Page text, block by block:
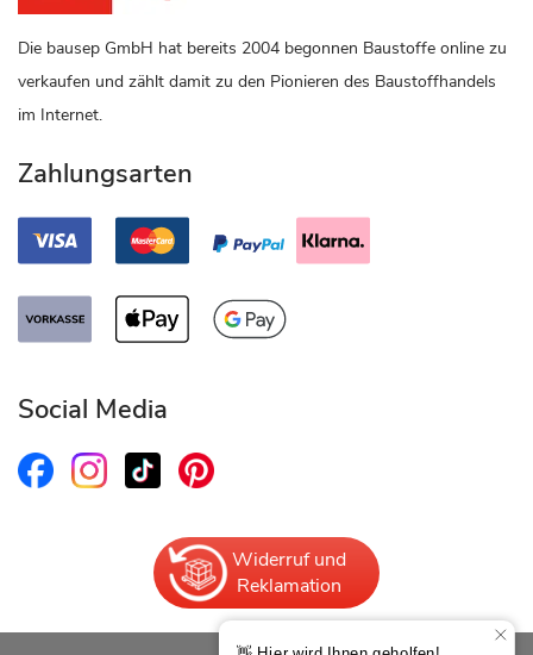
Die bausep GmbH hat bereits 2004 begonnen Baustoffe online zu
verkaufen und zählt damit zu den Pionieren des Baustoffhandels
im Internet.
Zahlungsarten
Social Media
Widerruf und
Reklamation